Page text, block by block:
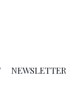
NEWSLETTER